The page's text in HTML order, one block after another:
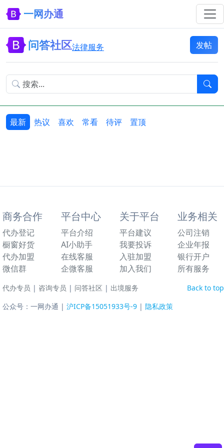
一网办通
问答社区法律服务 发帖
最新 热议 喜欢 常看 待评 置顶
商务合作
代办登记
橱窗好货
代办加盟
微信群
平台中心
平台介绍
AI小助手
在线客服
企微客服
关于平台
平台建议
我要投诉
入驻加盟
加入我们
业务相关
公司注销
企业年报
银行开户
所有服务
Back to top
代办专员 | 咨询专员 | 问答社区 | 出境服务
公众号：一网办通 | 沪ICP备15051933号-9 | 隐私政策